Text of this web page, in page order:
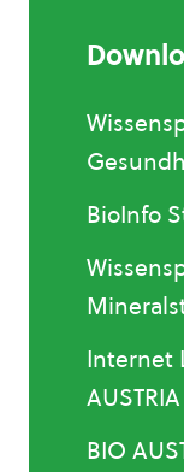
BioInfo
Internet
BIO